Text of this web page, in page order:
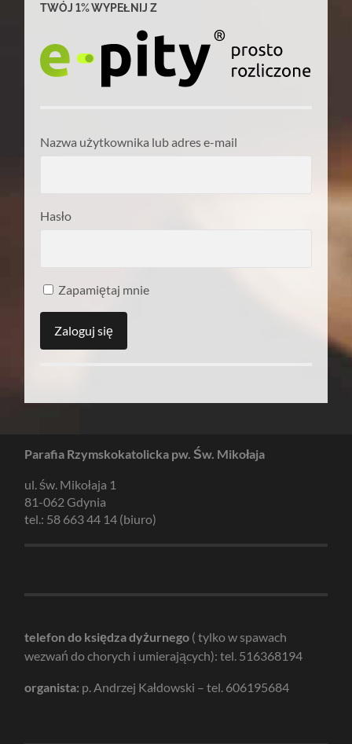
TWÓJ 1% WYPEŁNIJ Z
Nazwa użytkownika lub adres e-mail
Hasło
Zapamiętaj mnie
Parafia Rzymskokatolicka pw. Św. Mikołaja
ul. św. Mikołaja 1
81-062 Gdynia
tel.: 58 663 44 14 (biuro)
telefon do księdza dyżurnego ( tylko w spawach
wezwań do chorych i umierających): tel. 516368194
organista: p. Andrzej Kałdowski – tel. 606195684